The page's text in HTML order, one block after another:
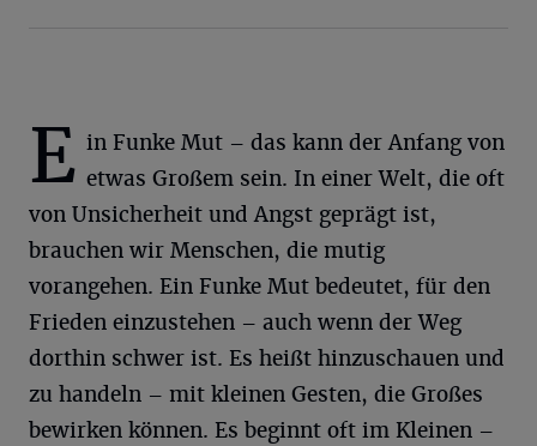
E in Funke Mut – das kann der Anfang von
etwas Großem sein. In einer Welt, die oft
von Unsicherheit und Angst geprägt ist,
brauchen wir Menschen, die mutig
vorangehen. Ein Funke Mut bedeutet, für den
Frieden einzustehen – auch wenn der Weg
dorthin schwer ist. Es heißt hinzuschauen und
zu handeln – mit kleinen Gesten, die Großes
bewirken können. Es beginnt oft im Kleinen –